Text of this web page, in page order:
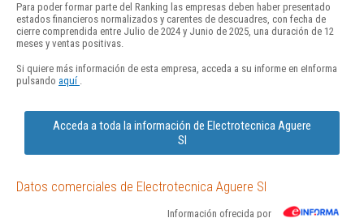
Para poder formar parte del Ranking las empresas deben haber presentado
estados financieros normalizados y carentes de descuadres, con fecha de
cierre comprendida entre Julio de 2024 y Junio de 2025, una duración de 12
meses y ventas positivas.
Si quiere más información de esta empresa, acceda a su informe en eInforma
pulsando aquí
Acceda a toda la información de Electrotecnica Aguere
Sl
Datos comerciales de Electrotecnica Aguere Sl
Información ofrecida por